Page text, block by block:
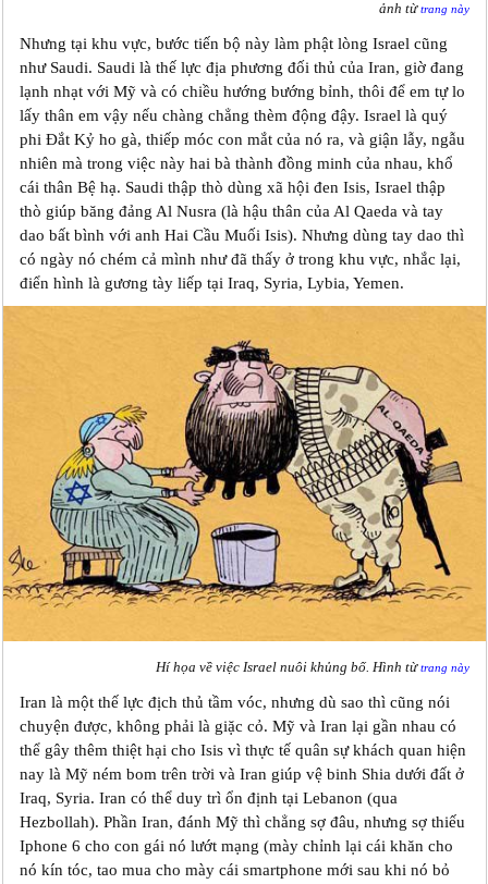
ảnh từtrang này
Nhưng tại khu vực, bước tiến bộ này làm phật lòng Israel cũng
như Saudi. Saudi là thế lực địa phương đối thủ của Iran, giờ đang
lạnh nhạt với Mỹ và có chiều hướng bướng bỉnh, thôi để em tự lo
lấy thân em vậy nếu chàng chẳng thèm động đậy. Israel là quý
phi Đắt Kỷ ho gà, thiếp móc con mắt của nó ra, và giận lẫy, ngẫu
nhiên mà trong việc này hai bà thành đồng minh của nhau, khổ
cái thân Bệ hạ. Saudi thập thò dùng xã hội đen Isis, Israel thập
thò giúp băng đảng Al Nusra (là hậu thân của Al Qaeda và tay
dao bất bình với anh Hai Cầu Muối Isis). Nhưng dùng tay dao thì
có ngày nó chém cả mình như đã thấy ở trong khu vực, nhắc lại,
điển hình là gương tày liếp tại Iraq, Syria, Lybia, Yemen.
Hí họa về việc Israel nuôi khủng bố. Hình từtrang này
Iran là một thế lực địch thủ tầm vóc, nhưng dù sao thì cũng nói
chuyện được, không phải là giặc cỏ. Mỹ và Iran lại gần nhau có
thể gây thêm thiệt hại cho Isis vì thực tế quân sự khách quan hiện
nay là Mỹ ném bom trên trời và Iran giúp vệ binh Shia dưới đất ở
Iraq, Syria. Iran có thể duy trì ổn định tại Lebanon (qua
Hezbollah). Phần Iran, đánh Mỹ thì chẳng sợ đâu, nhưng sợ thiếu
Iphone 6 cho con gái nó lướt mạng (mày chỉnh lại cái khăn cho
nó kín tóc, tao mua cho mày cái smartphone mới sau khi nó bỏ